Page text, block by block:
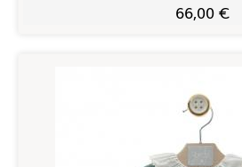
66,00 €